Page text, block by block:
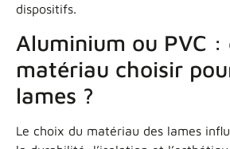
dispositifs.
Aluminium ou PVC :
matériau choisir
lames ?
Le choix du matériau des lames